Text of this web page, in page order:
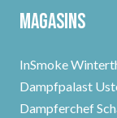
Magasins
InSmoke
Dampfpalast
Dampferchef